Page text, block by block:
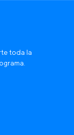
toda la